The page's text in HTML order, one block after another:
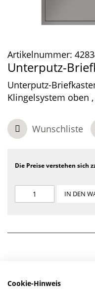
Artikelnummer:
Unterputz-
Unterputz-
Klingelsystem oben
Wunschliste
Die Preise verstehen sich
IN DEN
Cookie-Hinweis